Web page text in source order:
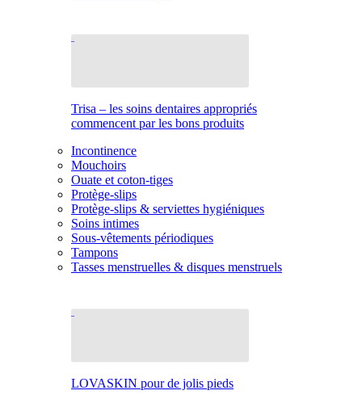
Trisa – les soins dentaires appropriés
commencent par les bons produits
Incontinence
Mouchoirs
Ouate et coton-tiges
Protège-slips
Protège-slips & serviettes hygiéniques
Soins intimes
Sous-vêtements périodiques
Tampons
Tasses menstruelles & disques menstruels
LOVASKIN pour de jolis pieds